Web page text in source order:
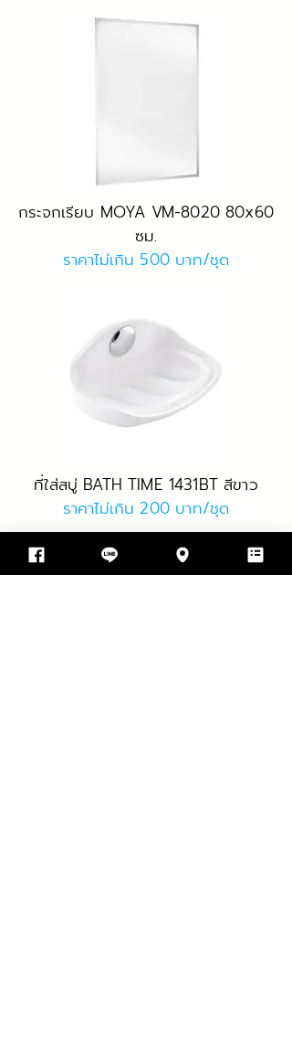
กระจกเรียบ MOYA VM-8020 80x60
ซม.
ราคาไม่เกิน 500 บาท/ชุด
ที่ใส่สบู่ BATH TIME 1431BT สีขาว
ราคาไม่เกิน 200 บาท/ชุด